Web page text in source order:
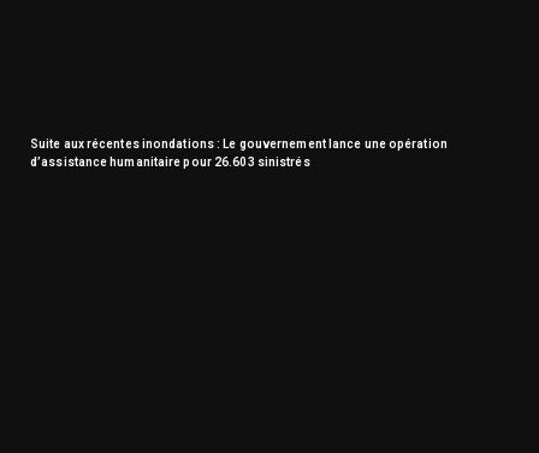
Suite aux récentes inondations : Le gouvernement lance une opération
d’assistance humanitaire pour 26.603 sinistrés